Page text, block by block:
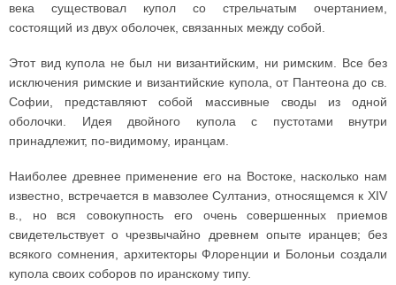
века существовал купол со стрельчатым очертанием,
состоящий из двух оболочек, связанных между собой.
Этот вид купола не был ни византийским, ни римским. Все без
исключения римские и византийские купола, от Пантеона до св.
Софии, представляют собой массивные своды из одной
оболочки. Идея двойного купола с пустотами внутри
принадлежит, по-видимому, иранцам.
Наиболее древнее применение его на Востоке, насколько нам
известно, встречается в мавзолее Султаниэ, относящемся к XIV
в., но вся совокупность его очень совершенных приемов
свидетельствует о чрезвычайно древнем опыте иранцев; без
всякого сомнения, архитекторы Флоренции и Болоньи создали
купола своих соборов по иранскому типу.